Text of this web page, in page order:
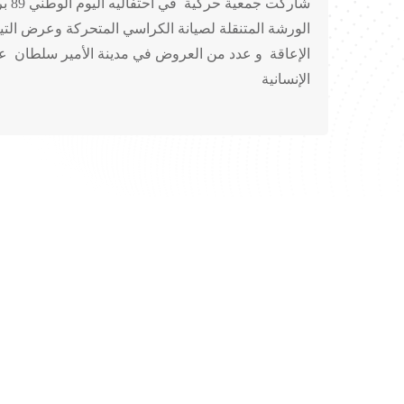
الورشة المتنقلة لصيانة الكراسي المتحركة وعرض
الإعاقة و عدد من العروض في مدينة الأمير سلطان
الإنسانية